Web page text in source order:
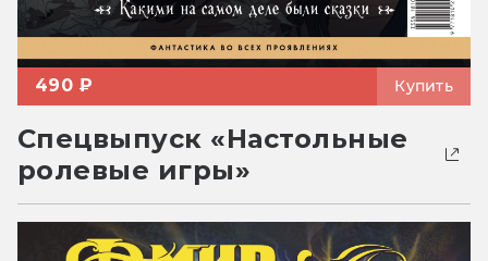
490 ₽ Купить
Спецвыпуск «Настольные
ролевые игры»